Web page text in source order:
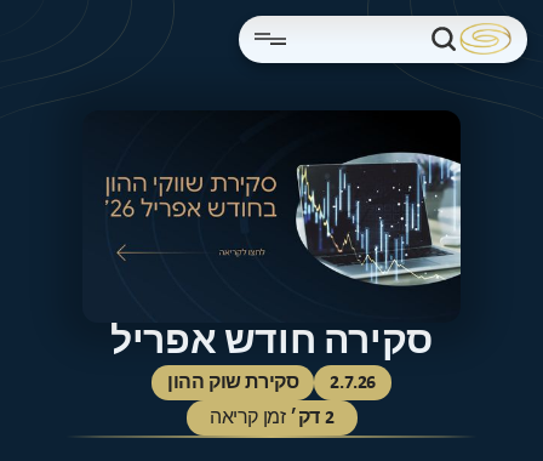
סקירה חודש אפריל
2.7.26
סקירת שוק ההון
2 דק׳ זמן קריאה